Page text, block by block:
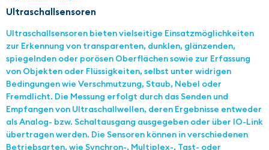
Ultraschallsensoren
Ultraschallsensoren bieten vielseitige Einsatzmöglichkeiten
zur Erkennung von transparenten, dunklen, glänzenden,
spiegelnden oder porösen Oberflächen sowie zur Erfassung
von Objekten oder Flüssigkeiten, selbst unter widrigen
Bedingungen wie Verschmutzung, Staub, Nebel oder
Fremdlicht. Die Messung erfolgt durch das Senden und
Empfangen von Ultraschallwellen, deren Ergebnisse entweder
als Analog- bzw. Schaltausgang ausgegeben oder über IO-Link
übertragen werden. Die Sensoren können in verschiedenen
Betriebsarten, wie Synchron-, Multiplex-, Tast- oder